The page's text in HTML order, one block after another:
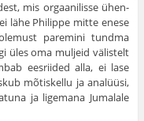
mis orgaanilisse ühen­
lähe Philippe mitte enese
paremini tundma
üles oma muljeid välistelt
eesriided alla, ei lase
mõtiskellu ja analüüsi,
ja ligemana Jumalale